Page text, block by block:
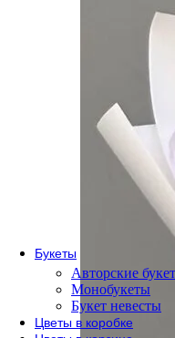
Кустовые
Розы
Розы
По форме букета
Розы в
Розы в
Метровые
Букеты
Авторские
Монобукеты
Букет невесты
Цветы в коробке